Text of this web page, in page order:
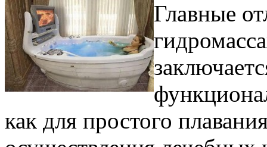
Главные
как для простого